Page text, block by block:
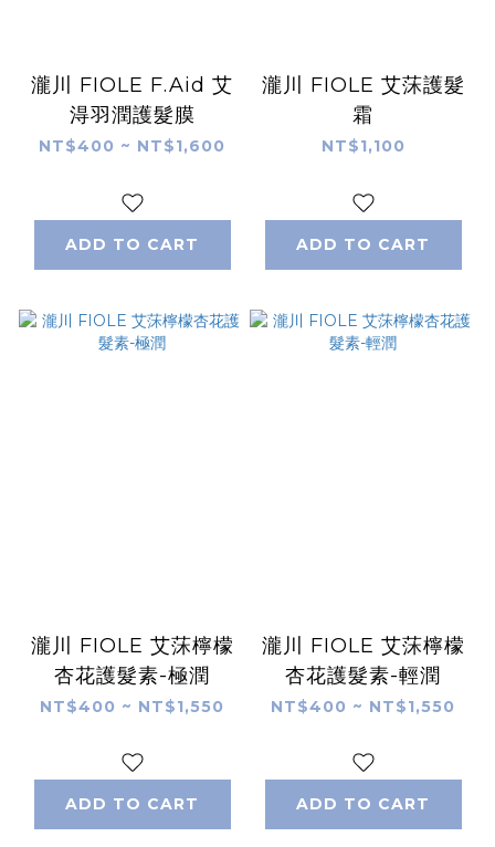
瀧川 FIOLE F.Aid 艾
淂羽潤護髮膜
NT$400 ~ NT$1,600
ADD TO CART
瀧川 FIOLE 艾莯護髮
霜
NT$1,100
ADD TO CART
瀧川 FIOLE 艾莯檸檬
杏花護髮素-極潤
NT$400 ~ NT$1,550
ADD TO CART
瀧川 FIOLE 艾莯檸檬
杏花護髮素-輕潤
NT$400 ~ NT$1,550
ADD TO CART